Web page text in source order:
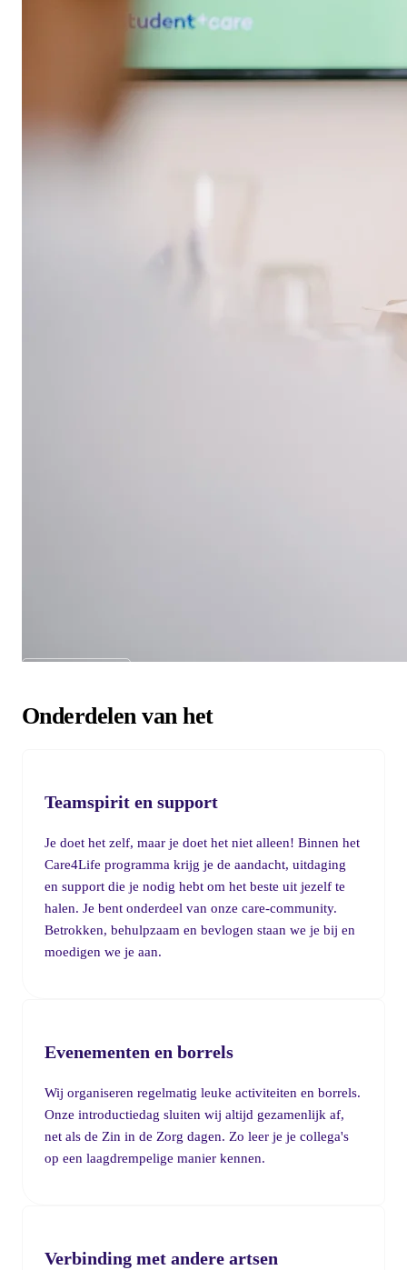
Onderdelen van het
Teamspirit en support
Je doet het zelf, maar je doet het niet alleen! Binnen het
Care4Life programma krijg je de aandacht, uitdaging
en support die je nodig hebt om het beste uit jezelf te
halen. Je bent onderdeel van onze care-community.
Betrokken, behulpzaam en bevlogen staan we je bij en
moedigen we je aan.
Evenementen en borrels
Wij organiseren regelmatig leuke activiteiten en borrels.
Onze introductiedag sluiten wij altijd gezamenlijk af,
net als de Zin in de Zorg dagen. Zo leer je je collega's
op een laagdrempelige manier kennen.
Verbinding met andere artsen